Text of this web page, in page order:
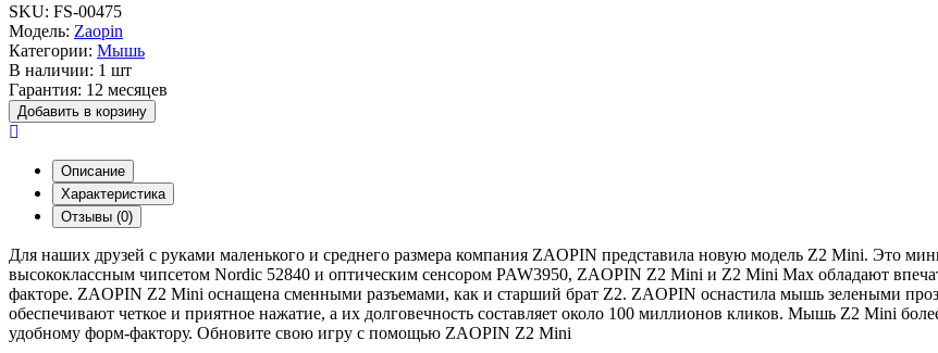
SKU: FS-00475
Модель: Zaopin
Категории: Мышь
В наличии: 1 шт
Гарантия: 12 месяцев
Добавить в корзину
Описание
Характеристика
Отзывы (0)
Для наших друзей с руками маленького и среднего размера компания ZAOPIN представила новую модель Z2 Mini. Это
высококлассным чипсетом Nordic 52840 и оптическим сенсором PAW3950, ZAOPIN Z2 Mini и Z2 Mini Max обладают
факторе. ZAOPIN Z2 Mini оснащена сменными разъемами, как и старший брат Z2. ZAOPIN оснастила мышь зелеными
обеспечивают четкое и приятное нажатие, а их долговечность составляет около 100 миллионов кликов. Мышь Z2 Mini
удобному форм-фактору. Обновите свою игру с помощью ZAOPIN Z2 Mini